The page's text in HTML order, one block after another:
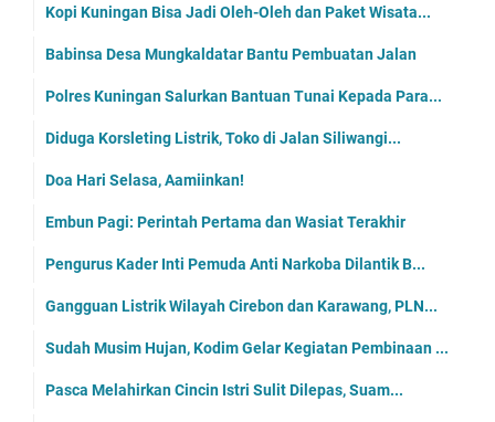
Kopi Kuningan Bisa Jadi Oleh-Oleh dan Paket Wisata...
Babinsa Desa Mungkaldatar Bantu Pembuatan Jalan
Polres Kuningan Salurkan Bantuan Tunai Kepada Para...
Diduga Korsleting Listrik, Toko di Jalan Siliwangi...
Doa Hari Selasa, Aamiinkan!
Embun Pagi: Perintah Pertama dan Wasiat Terakhir
Pengurus Kader Inti Pemuda Anti Narkoba Dilantik B...
Gangguan Listrik Wilayah Cirebon dan Karawang, PLN...
Sudah Musim Hujan, Kodim Gelar Kegiatan Pembinaan ...
Pasca Melahirkan Cincin Istri Sulit Dilepas, Suam...